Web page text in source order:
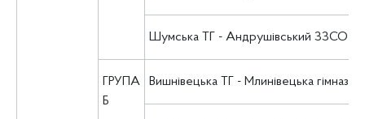
Шумська ТГ - Андрушівський ЗЗСО І-
ГРУПА
Б
Вишнівецька ТГ - Млинівецька гімназія